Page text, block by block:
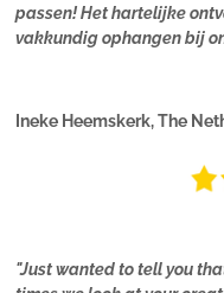
passen! Het hartelijke
vakkundig ophangen bij
Ineke Heemskerk, The
"Just wanted to tell you